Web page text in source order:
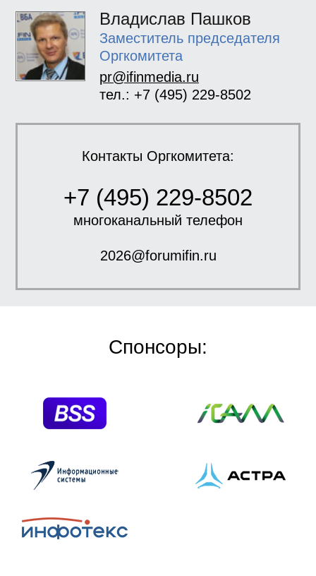
Владислав Пашков
Заместитель председателя
Оргкомитета
pr@ifinmedia.ru
тел.: +7 (495) 229-8502
Контакты Оргкомитета:
+7 (495) 229-8502
многоканальный телефон
2026@forumifin.ru
Спонсоры: